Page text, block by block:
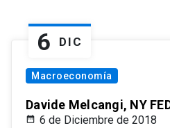
6 DIC
Macroeconomía
Davide Melcangi, NY
6 de Diciembre de 2018